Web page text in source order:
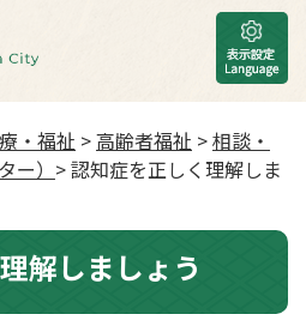
・福祉 >高齢者福祉 >相談・
ー） > 認知症を正しく理解しま
解しましょう